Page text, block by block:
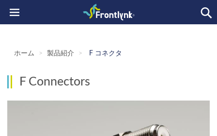
ホーム > 製品紹介 > F コネクタ
F Connectors